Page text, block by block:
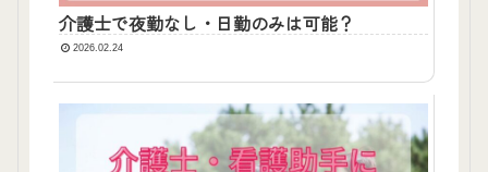
介護士で夜勤なし・日勤のみは可能？
2026.02.24